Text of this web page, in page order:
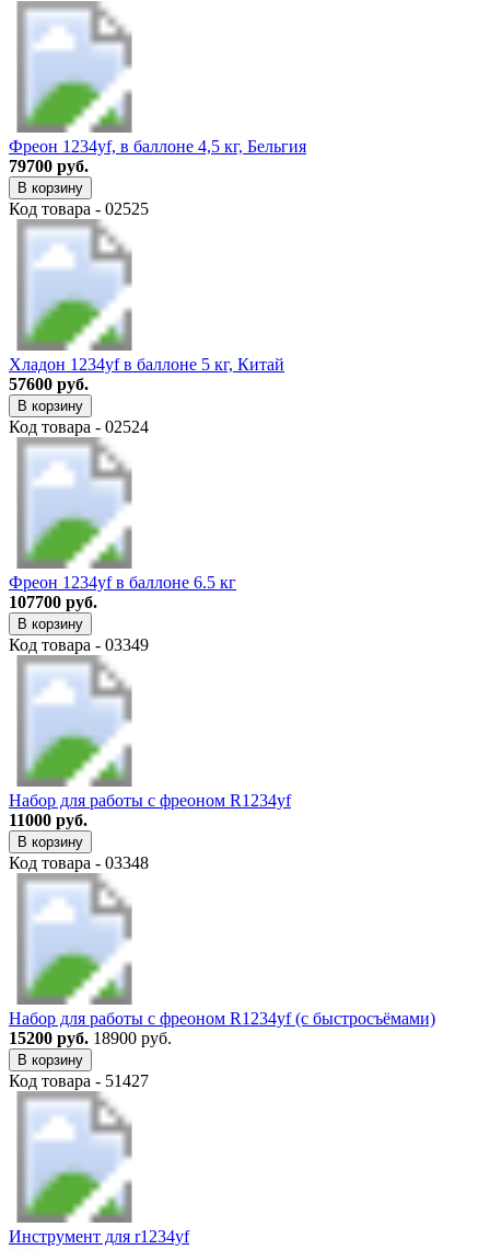
Фреон 1234yf, в баллоне 4,5 кг, Бельгия
79700 руб.
В корзину
Код товара - 02525
Хладон 1234yf в баллоне 5 кг, Китай
57600 руб.
В корзину
Код товара - 02524
Фреон 1234yf в баллоне 6.5 кг
107700 руб.
В корзину
Код товара - 03349
Набор для работы с фреоном R1234yf
11000 руб.
В корзину
Код товара - 03348
Набор для работы с фреоном R1234yf (с быстросъёмами)
15200 руб. 18900 руб.
В корзину
Код товара - 51427
Инструмент для r1234yf